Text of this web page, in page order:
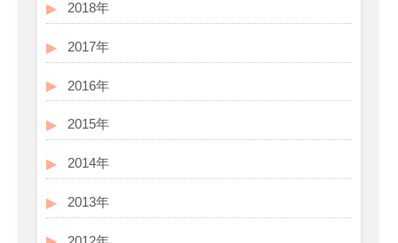
2018年
2017年
2016年
2015年
2014年
2013年